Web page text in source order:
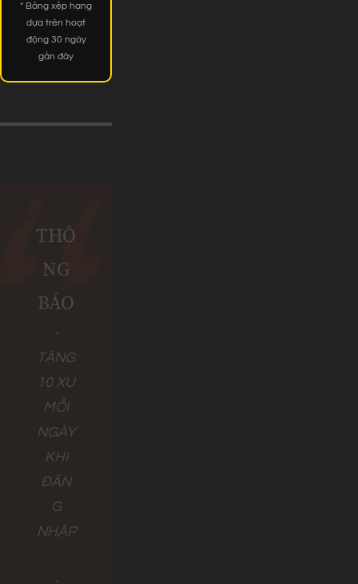
* Bảng xếp hạng
dựa trên hoạt
động 30 ngày
gần đây
THÔ
NG
BÁO
-
TẶNG
10 XU
MỖI
NGÀY
KHI
ĐĂN
G
NHẬP